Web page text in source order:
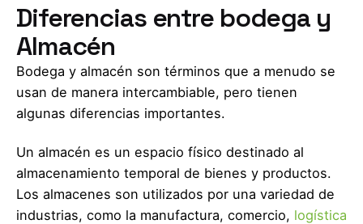
Diferencias entre bodega y
Almacén
Bodega y almacén son términos que a menudo se
usan de manera intercambiable, pero tienen
algunas diferencias importantes.
Un almacén es un espacio físico destinado al
almacenamiento temporal de bienes y productos.
Los almacenes son utilizados por una variedad de
industrias, como la manufactura, comercio, logística